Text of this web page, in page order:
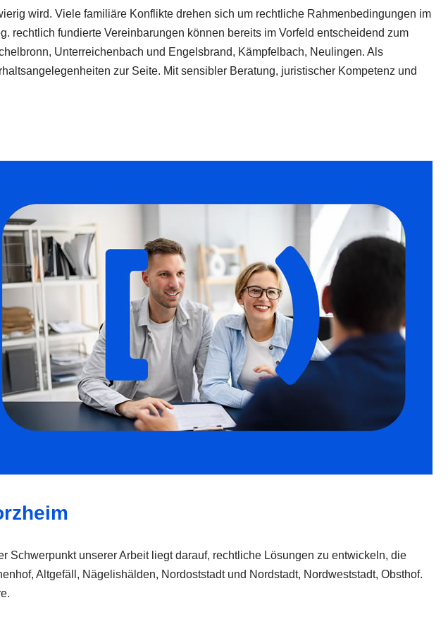
wird. Viele familiäre Konflikte drehen sich um rechtliche Rahmenbedingungen im
rechtlich fundierte Vereinbarungen können bereits im Vorfeld entscheidend zum
Unterreichenbach und Engelsbrand, Kämpfelbach, Neulingen. Als
zur Seite. Mit sensibler Beratung, juristischer Kompetenz und
unserer Arbeit liegt darauf, rechtliche Lösungen zu entwickeln, die
Altgefäll, Nägelishälden, Nordoststadt und Nordstadt, Nordweststadt, Obsthof.